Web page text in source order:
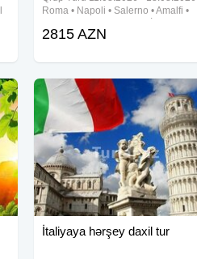
Roma • Napoli • Salerno • Amalfi •
səyahəti - tarix, dəniz və zövqlü
2815 AZN
İtaliyaya hərşey daxil tur